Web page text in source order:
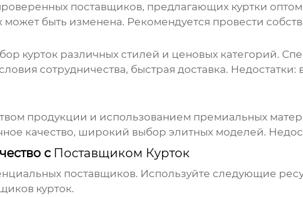
поставщиков, предлагающих куртки
может быть изменена. Рекомендуется провести
курток различных стилей и ценовых категорий.
сотрудничества, быстрая доставка.
продукции и использованием премиальных
качество, широкий выбор элитных моделей.
с Поставщиком Курток
поставщиков. Используйте следующие
курток.